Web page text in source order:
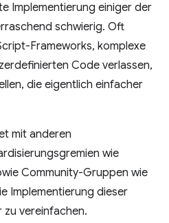
Implementierung einiger der
schwierig. Oft
Frameworks, komplexe
Code verlassen,
die eigentlich einfacher
mit anderen
wie
Community-Gruppen wie
Implementierung dieser
vereinfachen.